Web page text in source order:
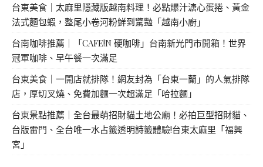
台東美食｜太麻里隱藏版越南料理！必點爆汁溏心蛋捲、黃金
法式麵包蝦，整尾小卷河粉鮮到驚豔「越南小廚」
台南咖啡推薦｜「CAFE!N 硬咖啡」台南新光門市開箱！世界
冠軍咖啡、早午餐一次滿足
台東美食｜一開店就排隊！網友封為「台東一蘭」的人氣排隊
店，厚切叉燒、免費加麵一次超滿足「哈拉麵」
台東景點推薦｜全台最萌招財貓土地公廟！必拍巨型招財貓、
台版雷門、全台唯一水占籤透明詩籤體驗!台東太麻里「福興
宮」